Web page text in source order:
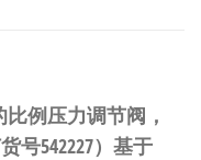
比例压力调节阀，
货号542227）基于